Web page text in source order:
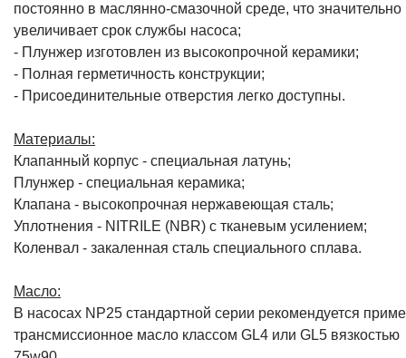
постоянно в маслянно-смазочной среде, что значительно
увеличивает срок службы насоса;
- Плунжер изготовлен из высокопрочной керамики;
- Полная герметичность конструкции;
- Присоединительные отверстия легко доступны.
Материалы:
Клапанный корпус - специальная латунь;
Плунжер - специальная керамика;
Клапана - высокопрочная нержавеющая сталь;
Уплотнения - NITRILE (NBR) с тканевым усилением;
Коленвал - закаленная сталь специального сплава.
Масло:
В насосах NP25 стандартной серии рекомендуется
трансмиссионное масло классом GL4 или GL5 вязкостью